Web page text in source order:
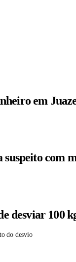
em
com
desviar 100
do desvio